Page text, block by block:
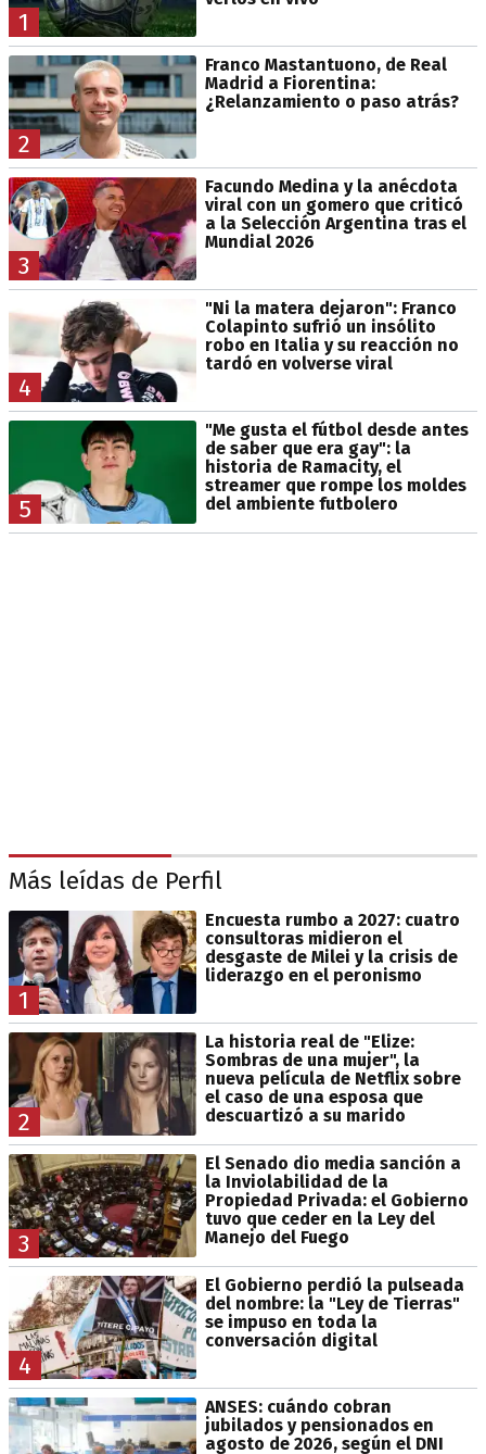
1
2
Franco Mastantuono, de Real
Madrid a Fiorentina:
¿Relanzamiento o paso atrás?
3
Facundo Medina y la anécdota
viral con un gomero que criticó
a la Selección Argentina tras el
Mundial 2026
4
"Ni la matera dejaron": Franco
Colapinto sufrió un insólito
robo en Italia y su reacción no
tardó en volverse viral
5
"Me gusta el fútbol desde antes
de saber que era gay": la
historia de Ramacity, el
streamer que rompe los moldes
del ambiente futbolero
Más leídas de Perfil
1
Encuesta rumbo a 2027: cuatro
consultoras midieron el
desgaste de Milei y la crisis de
liderazgo en el peronismo
2
La historia real de "Elize:
Sombras de una mujer", la
nueva película de Netflix sobre
el caso de una esposa que
descuartizó a su marido
3
El Senado dio media sanción a
la Inviolabilidad de la
Propiedad Privada: el Gobierno
tuvo que ceder en la Ley del
Manejo del Fuego
4
El Gobierno perdió la pulseada
del nombre: la "Ley de Tierras"
se impuso en toda la
conversación digital
ANSES: cuándo cobran
jubilados y pensionados en
agosto de 2026, según el DNI